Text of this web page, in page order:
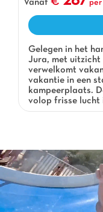
Vanaf
Gelegen in het
Jura, met uitzicht
verwelkomt
vakantie in een
kampeerplaats.
volop frisse lucht